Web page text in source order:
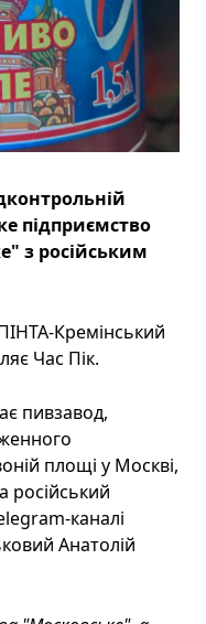
підприємство
з російським
Кремінський
Час Пік.
пивзавод,
площі у Москві,
російський
каналі
Анатолій